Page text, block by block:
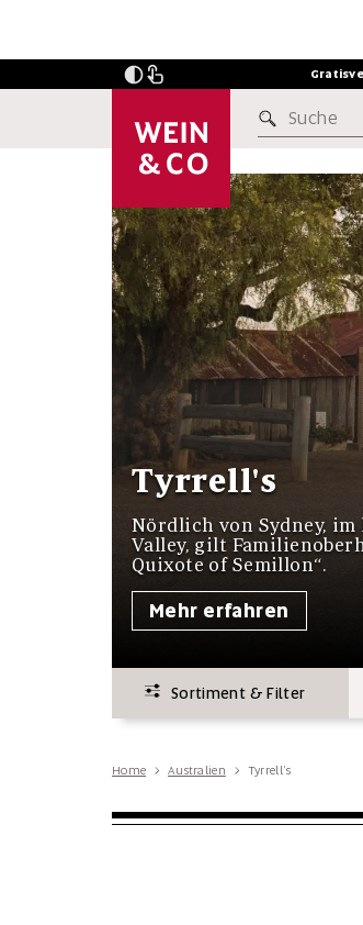
Suche
Tyrrell's
Nördlich von Sydney,
Valley, gilt
Quixote of Semillon“.
Mehr erfahren
Sortiment & Filter
Home Australien Tyrrell's